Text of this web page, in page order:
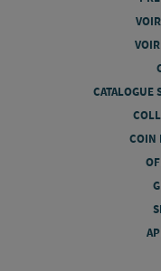
CATALOGUE
COIN